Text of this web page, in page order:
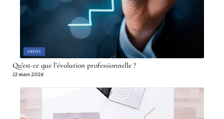
INFOS
Qu’est-ce que l’évolution professionnelle ?
12 mars 2026